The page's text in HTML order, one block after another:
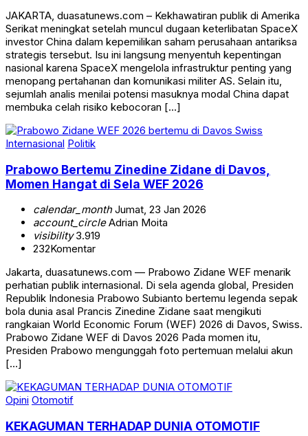
JAKARTA, duasatunews.com – Kekhawatiran publik di Amerika
Serikat meningkat setelah muncul dugaan keterlibatan SpaceX
investor China dalam kepemilikan saham perusahaan antariksa
strategis tersebut. Isu ini langsung menyentuh kepentingan
nasional karena SpaceX mengelola infrastruktur penting yang
menopang pertahanan dan komunikasi militer AS. Selain itu,
sejumlah analis menilai potensi masuknya modal China dapat
membuka celah risiko kebocoran […]
Internasional Politik
Prabowo Bertemu Zinedine Zidane di Davos,
Momen Hangat di Sela WEF 2026
calendar_monthJumat, 23 Jan 2026
account_circleAdrian Moita
visibility3.919
232Komentar
Jakarta, duasatunews.com — Prabowo Zidane WEF menarik
perhatian publik internasional. Di sela agenda global, Presiden
Republik Indonesia Prabowo Subianto bertemu legenda sepak
bola dunia asal Prancis Zinedine Zidane saat mengikuti
rangkaian World Economic Forum (WEF) 2026 di Davos, Swiss.
Prabowo Zidane WEF di Davos 2026 Pada momen itu,
Presiden Prabowo mengunggah foto pertemuan melalui akun
[…]
Opini Otomotif
KEKAGUMAN TERHADAP DUNIA OTOMOTIF